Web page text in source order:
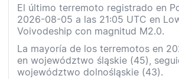
El último terremoto registrado en
2026-08-05 a las 21:05 UTC en
Voivodeship con magnitud M2.0.
La mayoría de los terremotos en
en województwo śląskie (45),
województwo dolnośląskie (43).